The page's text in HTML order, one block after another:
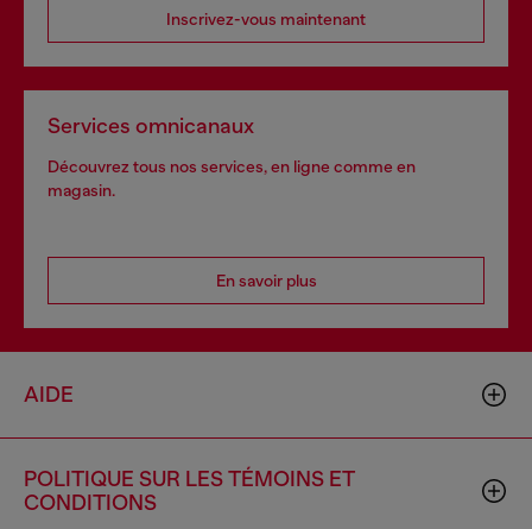
Inscrivez-vous maintenant
Services omnicanaux
Découvrez tous nos services, en ligne comme en
magasin.
En savoir plus
AIDE
POLITIQUE SUR LES TÉMOINS ET
CONDITIONS